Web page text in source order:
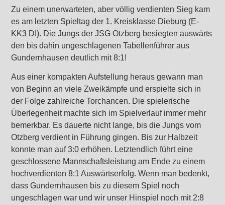
Zu einem unerwarteten, aber völlig verdienten Sieg kam
es am letzten Spieltag der 1. Kreisklasse Dieburg (E-
KK3 DI). Die Jungs der JSG Otzberg besiegten auswärts
den bis dahin ungeschlagenen Tabellenführer aus
Gundernhausen deutlich mit 8:1!
Aus einer kompakten Aufstellung heraus gewann man
von Beginn an viele Zweikämpfe und erspielte sich in
der Folge zahlreiche Torchancen. Die spielerische
Überlegenheit machte sich im Spielverlauf immer mehr
bemerkbar. Es dauerte nicht lange, bis die Jungs vom
Otzberg verdient in Führung gingen. Bis zur Halbzeit
konnte man auf 3:0 erhöhen. Letztendlich führt eine
geschlossene Mannschaftsleistung am Ende zu einem
hochverdienten 8:1 Auswärtserfolg. Wenn man bedenkt,
dass Gundernhausen bis zu diesem Spiel noch
ungeschlagen war und wir unser Hinspiel noch mit 2:8